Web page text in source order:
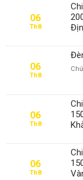
06
Th8
06
Th8
06
Th8
06
Th8